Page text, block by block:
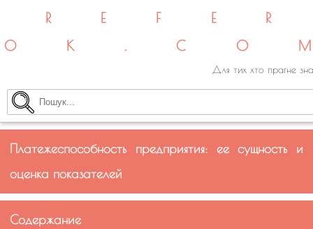
Для тих хто прагне
Платежеспособность предприятия: ее сущность и
оценка показателей
Содержание